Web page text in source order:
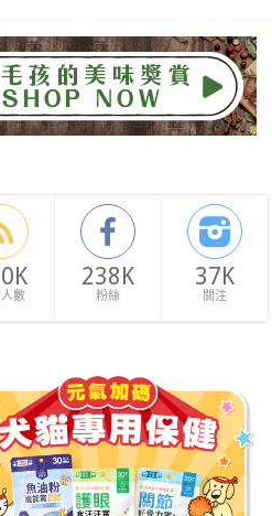
數
238K
粉絲
37K
關注